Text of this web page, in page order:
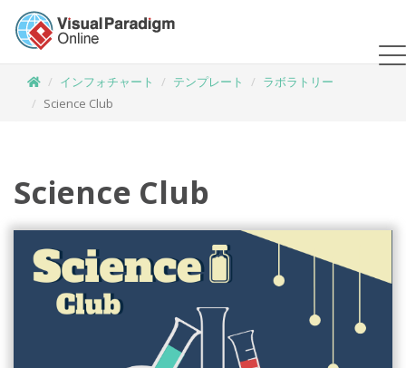
インフォチャート テンプレート
ラボラトリー
Science Club
Science Club